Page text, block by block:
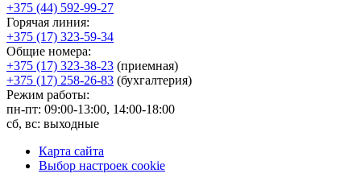
+375 (44) 592-99-27
Горячая линия:
+375 (17) 323-59-34
Общие номера:
+375 (17) 323-38-23 (приемная)
+375 (17) 258-26-83 (бухгалтерия)
Режим работы:
пн-пт: 09:00-13:00, 14:00-18:00
сб, вс: выходные
Карта сайта
Выбор настроек cookie